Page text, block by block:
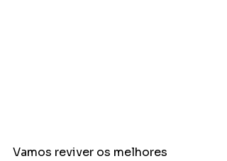
Vamos reviver os melhores